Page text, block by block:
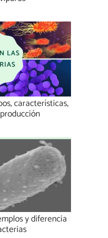
características,
y diferencia